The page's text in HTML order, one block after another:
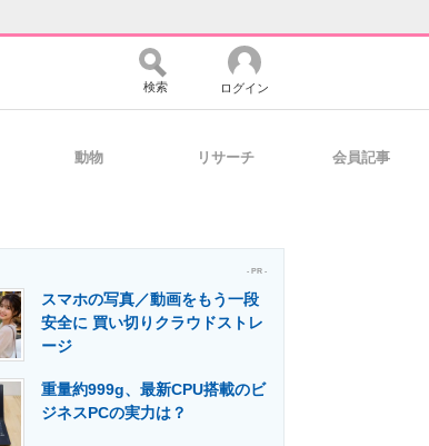
マーケ×ITの今がよく分かる
検索 ログイン
動物 リサーチ 会員記事
- PR -
スマホの写真／動画をもう一段
安全に 買い切りクラウドストレ
ージ
重量約999g、最新CPU搭載のビ
ジネスPCの実力は？